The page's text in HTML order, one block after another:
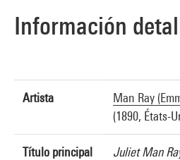
Información
Artista
Man Ray
(1890, États-
Título principal
Juliet Man